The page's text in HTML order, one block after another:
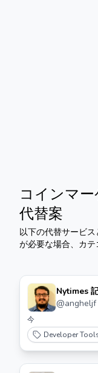
コインマ
代替案
以下の代替サービス
が必要な場合、カテ
Nytimes
@angheljf
今
Developer